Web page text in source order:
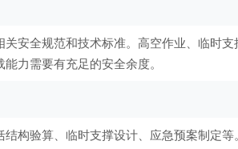
安全规范和技术标准。高空作业、临时
力需要有充足的安全余度。
构验算、临时支撑设计、应急预案制定